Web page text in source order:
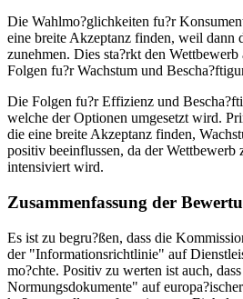
Die Wahlmo?glichkeiten fu?r
eine breite Akzeptanz finden, weil dann
zunehmen. Dies sta?rkt den
Folgen fu?r Wachstum und
Die Folgen fu?r Effizienz und
welche der Optionen umgesetzt wird.
die eine breite Akzeptanz finden,
positiv beeinflussen, da der Wettbewerb
intensiviert wird.
Zusammenfassung der
Es ist zu begru?ßen, dass die
der "Informationsrichtlinie" auf
mo?chte. Positiv zu werten ist auch,
Normungsdokumente" auf